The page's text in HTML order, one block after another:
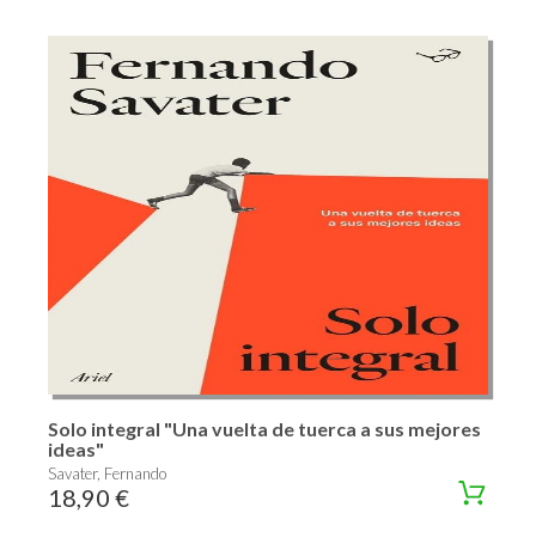
Solo integral "Una vuelta de tuerca a sus mejores
ideas"
Savater, Fernando
18,90 €